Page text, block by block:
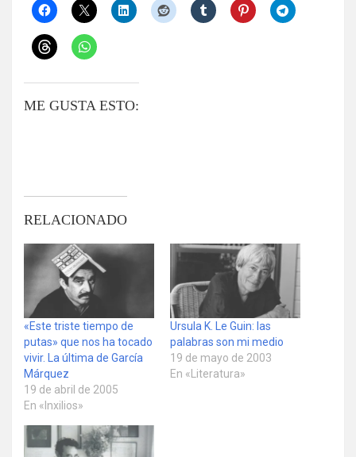
ME GUSTA ESTO:
RELACIONADO
«Este triste tiempo de
putas» que nos ha tocado
vivir. La última de García
Márquez
19 de abril de 2005
En «Inxilios»
Ursula K. Le Guin: las
palabras son mi medio
19 de mayo de 2003
En «Literatura»